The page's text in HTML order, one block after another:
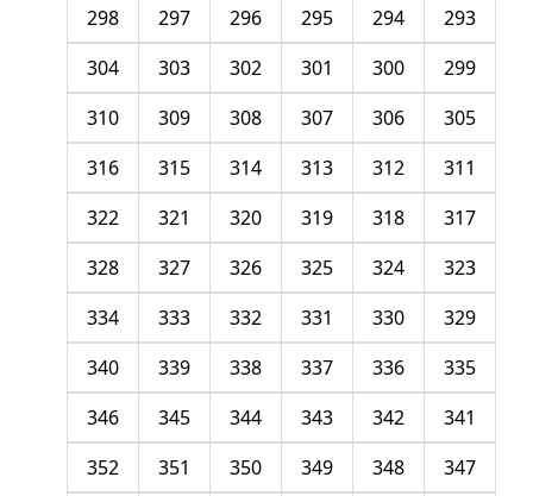
293
294
295
296
297
298
299
300
301
302
303
304
305
306
307
308
309
310
311
312
313
314
315
316
317
318
319
320
321
322
323
324
325
326
327
328
329
330
331
332
333
334
335
336
337
338
339
340
341
342
343
344
345
346
347
348
349
350
351
352